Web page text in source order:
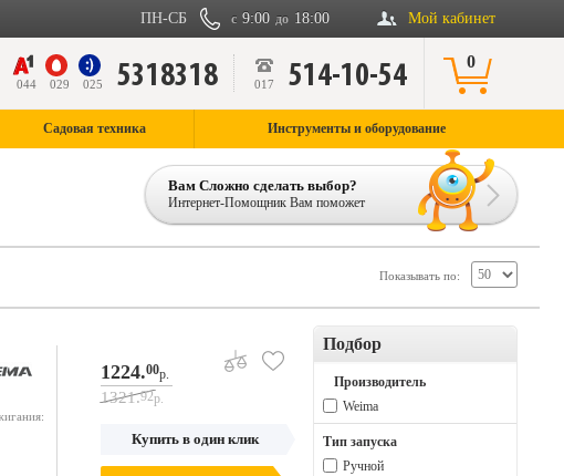
Мой кабинет
с 9:00 до 18:00
ПН-СБ
044 029 025 5318318 017 514-10-54 0
Садовая техника Инструменты и оборудование
Вам Сложно сделать выбор?
Интернет-Помощник Вам поможет
Показывать по:
1224.00р.
1321.92р.
Купить в один клик
Подбор
Производитель
Weima
Тип запуска
Ручной